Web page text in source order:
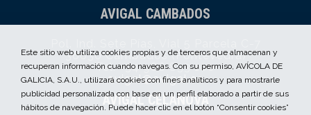
Este sitio web utiliza cookies propias y de terceros que almacenan y
recuperan información cuando navegas. Con su permiso, AVÍCOLA DE
GALICIA, S.A.U., utilizará cookies con fines analíticos y para mostrarle
publicidad personalizada con base en un perfil elaborado a partir de sus
hábitos de navegación. Puede hacer clic en el botón “Consentir cookies”
AVIGAL CAMBADOS
36630 Cambados (Pontevedra)
Tel. +34 986 833 100
avigal@avigal.es
AVIGAL CELANOVA